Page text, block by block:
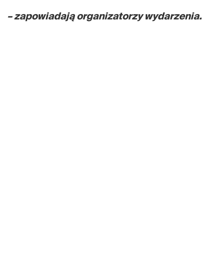
– zapowiadają organizatorzy wydarzenia.